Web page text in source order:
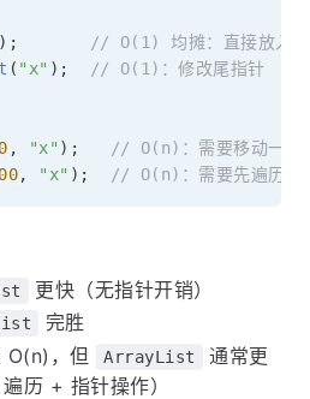
) ;
// O(1) 均摊：直接放入数
( "x" ) ; // O(1)：修改尾指针
, "x" ) ;
// O(n)：需要移动一半
, "x" ) ; // O(n)：需要先遍历找
更快（无指针开销）
完胜
O(n)，但
ArrayList
通常更
历 + 指针操作）